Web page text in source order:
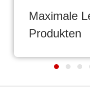
Maximale
Produkten